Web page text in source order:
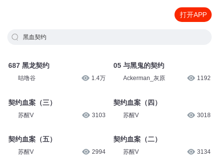
打开APP
黑血契约
687 黑龙契约
咕噜谷 1.4万
契约血案（三）
苏醒V 3103
契约血案（五）
苏醒V 2994
05 与黑鬼的契约
Ackerman_灰原 1192
契约血案（四）
苏醒V 3018
契约血案（二）
苏醒V 3134